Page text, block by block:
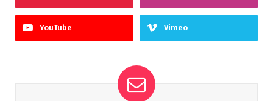
YouTube Vimeo